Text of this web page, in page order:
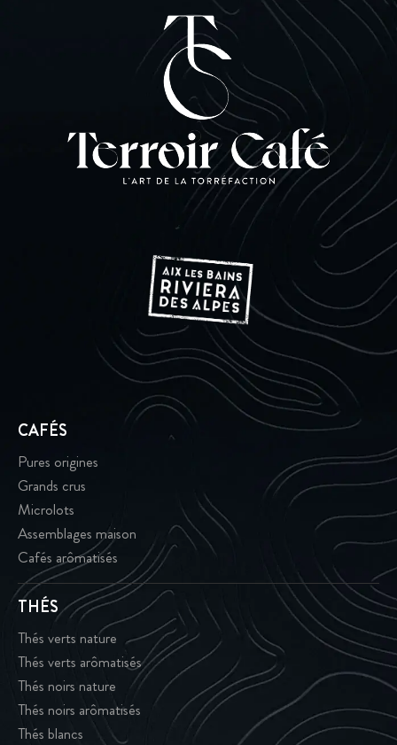
CAFÉS
Pures origines
Grands crus
Microlots
Assemblages maison
Cafés arômatisés
THÉS
Thés verts nature
Thés verts arômatisés
Thés noirs nature
Thés noirs arômatisés
Thés blancs